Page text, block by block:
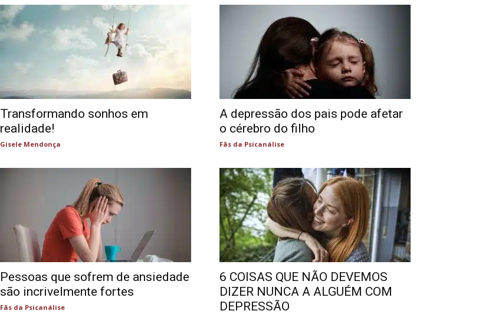
Transformando sonhos em
realidade!
Gisele Mendonça
A depressão dos pais pode afetar
o cérebro do filho
Fãs da Psicanálise
Pessoas que sofrem de ansiedade
são incrivelmente fortes
Fãs da Psicanálise
6 COISAS QUE NÃO DEVEMOS
DIZER NUNCA A ALGUÉM COM
DEPRESSÃO